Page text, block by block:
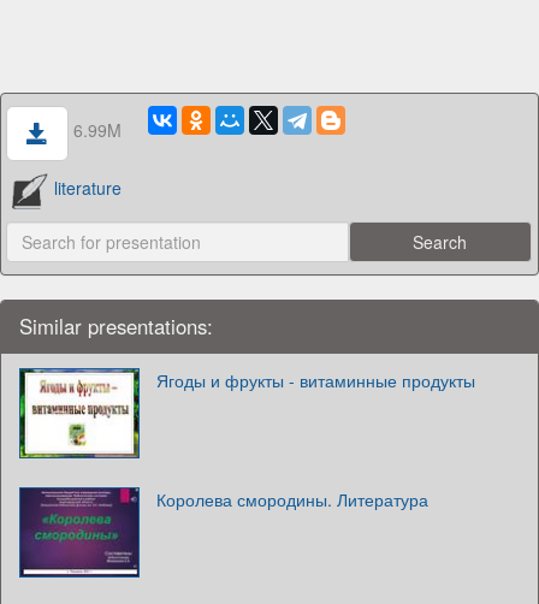
6.99M
literature
Similar presentations:
Ягоды и фрукты - витаминные продукты
Королева смородины. Литература